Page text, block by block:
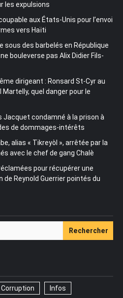
les expulsions
aux États-Unis pour l’envoi
vers Haïti
des barbelés en République
bouleverse pas Alix Didier Fils-
dirigeant : Ronsard St-Cyr au
quel danger pour le
Jacquet condamné à la prison à
de dommages-intérêts
alias « Tikreyòl », arrêtée par la
avec le chef de gang Chalè
pour récupérer une
Reynold Guerrier pointés du
Corruption Infos